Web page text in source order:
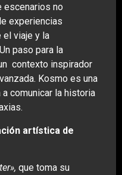
escenarios no
experiencias
viaje y la
paso para la
contexto inspirador
Kosmo es una
comunicar la historia
artística de
que toma su